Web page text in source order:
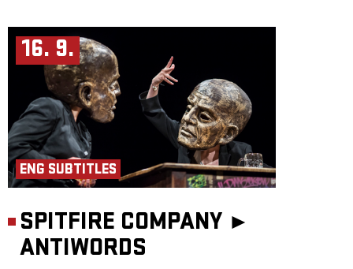
16. 9.
ENG SUBTITLES
SPITFIRE COMPANY ►
ANTIWORDS